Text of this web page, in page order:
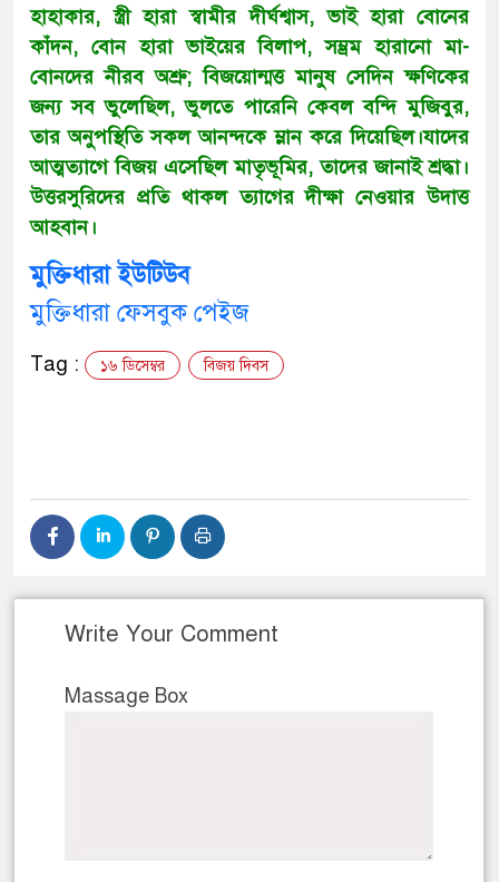
হাহাকার, স্ত্রী হারা স্বামীর দীর্ঘশ্বাস, ভাই হারা বোনের
কাঁদন, বোন হারা ভাইয়ের বিলাপ, সম্ভ্রম হারানো মা-
বোনদের নীরব অশ্রু; বিজয়োন্মত্ত মানুষ সেদিন ক্ষণিকের
জন্য সব ভুলেছিল, ভুলতে পারেনি কেবল বন্দি মুজিবুর,
তার অনুপস্থিতি সকল আনন্দকে ম্লান করে দিয়েছিল।যাদের
আত্মত্যাগে বিজয় এসেছিল মাতৃভূমির, তাদের জানাই শ্রদ্ধা।
উত্তরসুরিদের প্রতি থাকল ত্যাগের দীক্ষা নেওয়ার উদাত্ত
আহবান।
মুক্তিধারা ইউটিউব
মুক্তিধারা ফেসবুক পেইজ
Tag : ১৬ ডিসেম্বর বিজয় দিবস
Write Your Comment
Massage Box